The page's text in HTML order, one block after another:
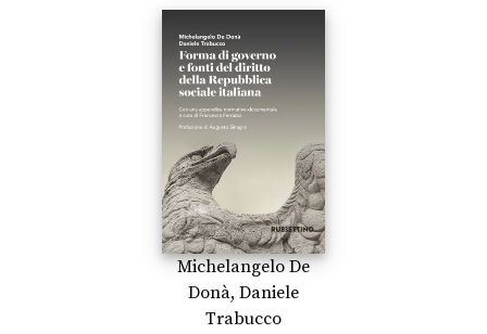
Michelangelo De
Donà, Daniele
Trabucco